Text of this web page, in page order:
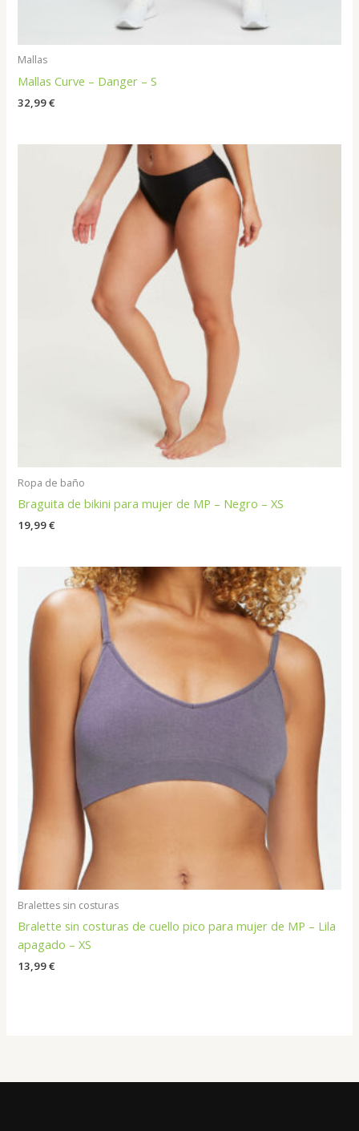
Mallas
Mallas Curve – Danger – S
32,99€
Ropa de baño
Braguita de bikini para mujer de MP – Negro – XS
19,99€
Bralettes sin costuras
Bralette sin costuras de cuello pico para mujer de MP – Lila
apagado – XS
13,99€